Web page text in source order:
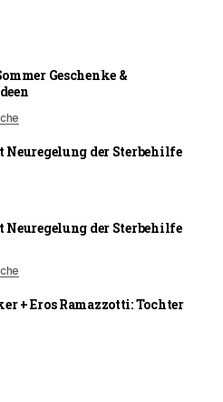
Geschenke &
Neuregelung der Sterbehilfe
Neuregelung der Sterbehilfe
+ Eros Ramazzotti: Tochter